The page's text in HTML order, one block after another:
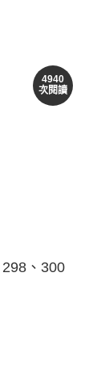
4940
次閱讀
、300